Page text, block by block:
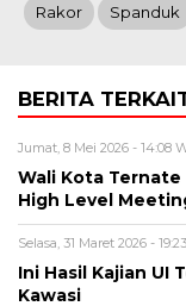
Rakor Spanduk
BERITA
Jumat, 8 Mei 2026 - 14:08
Wali Kota Ternate
High Level
Selasa, 31 Maret 2026 -
Ini Hasil Kajian UI
Kawasi